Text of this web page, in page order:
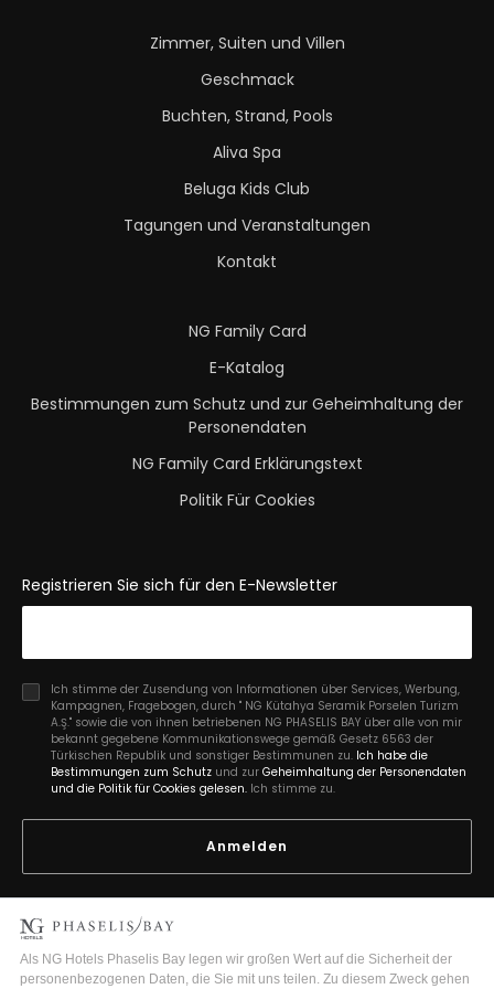
Zimmer, Suiten und Villen
Geschmack
Buchten, Strand, Pools
Aliva Spa
Beluga Kids Club
Tagungen und Veranstaltungen
Kontakt
NG Family Card
E-Katalog
Bestimmungen zum Schutz und zur Geheimhaltung der
Personendaten
NG Family Card Erklärungstext
Politik Für Cookies
Registrieren Sie sich für den E-Newsletter
Ich stimme der Zusendung von Informationen über Services, Werbung,
Kampagnen, Fragebogen, durch " NG Kütahya Seramik Porselen Turizm
A.Ş." sowie die von ihnen betriebenen NG PHASELIS BAY über alle von mir
bekannt gegebene Kommunikationswege gemäß Gesetz 6563 der
Türkischen Republik und sonstiger Bestimmunen zu. Ich habe die
Bestimmungen zum Schutz und zur Geheimhaltung der Personendaten
und die Politik für Cookies gelesen. Ich stimme zu.
Anmelden